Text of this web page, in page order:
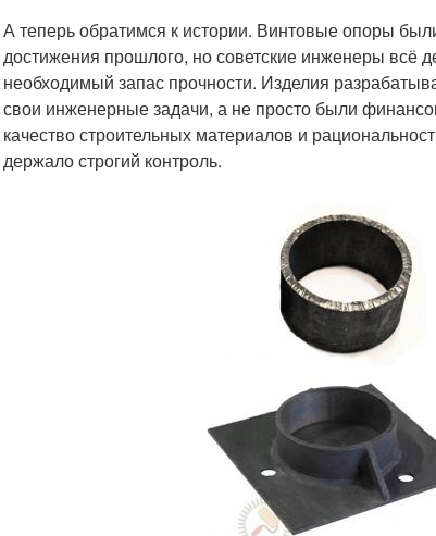
А теперь обратимся к истории. Винтовые опоры
достижения прошлого, но советские инженеры всё
необходимый запас прочности. Изделия
свои инженерные задачи, а не просто были
качество строительных материалов и
держало строгий контроль.